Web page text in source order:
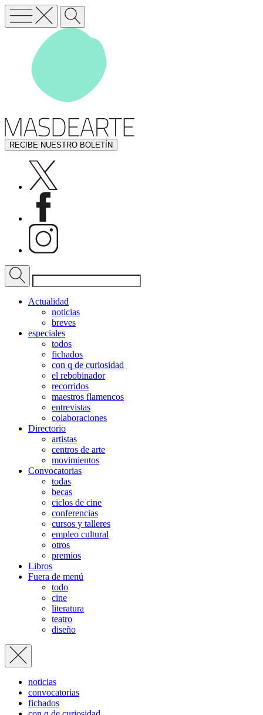
RECIBE NUESTRO BOLETÍN
Actualidad
noticias
breves
especiales
todos
fichados
con q de curiosidad
el rebobinador
recorridos
maestros flamencos
entrevistas
colaboraciones
Directorio
artistas
centros de arte
movimientos
Convocatorias
todas
becas
ciclos de cine
conferencias
cursos y talleres
empleo cultural
otros
premios
Libros
Fuera de menú
todo
cine
literatura
teatro
diseño
noticias
convocatorias
fichados